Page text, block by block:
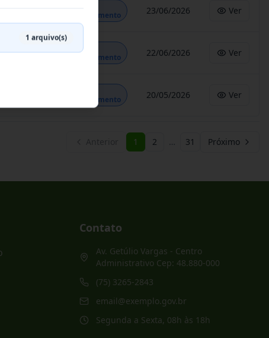
Andamento
23/06/2026 Ver
Em
Andamento
22/06/2026 Ver
Andamento
20/05/2026 Ver
1 2 … 31 Próximo
Contato
Av. Getúlio Vargas - Centro
Administrativo Cep: 48.880-000
(75) 3265-2843
email@exemplo.gov.br
Segunda a Sexta, 08h às 18h
1 arquivo(s)